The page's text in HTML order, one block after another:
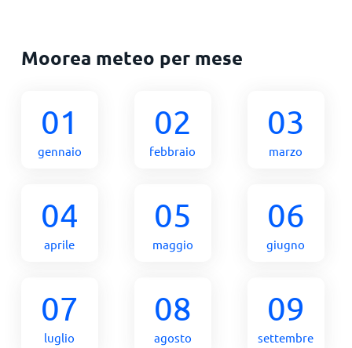
Moorea meteo per mese
01
gennaio
02
febbraio
03
marzo
04
aprile
05
maggio
06
giugno
07
luglio
08
agosto
09
settembre